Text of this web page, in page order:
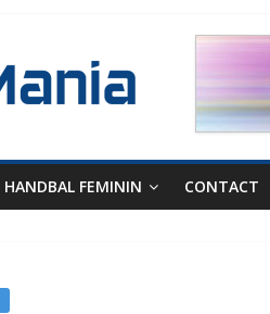
HANDBAL FEMININ CONTACT